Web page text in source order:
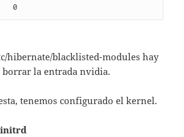
0
hibernate/blacklisted-modules hay
borrar la entrada nvidia.
tenemos configurado el kernel.
initrd